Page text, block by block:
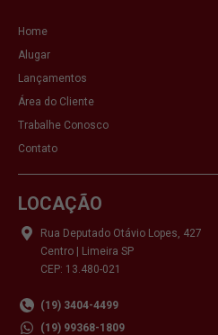
Home
Alugar
Lançamentos
Área do Cliente
Trabalhe Conosco
Contato
LOCAÇÃO
Rua Deputado Otávio Lopes, 427
Centro | Limeira SP
CEP: 13.480-021
(19) 3404-4499
(19) 99368-1809